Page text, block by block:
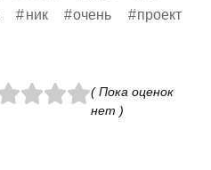
ник очень
проект
( Пока оценок
нет )